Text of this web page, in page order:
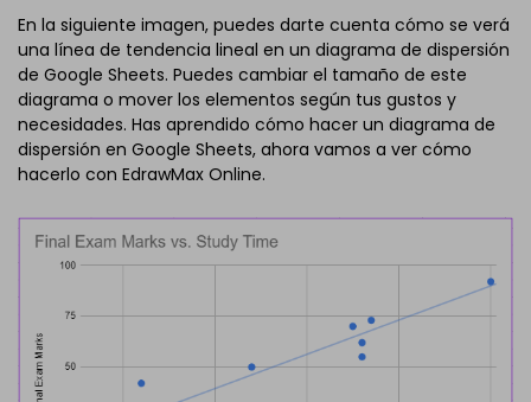
En la siguiente imagen, puedes darte cuenta cómo se verá
una línea de tendencia lineal en un diagrama de dispersión
de Google Sheets. Puedes cambiar el tamaño de este
diagrama o mover los elementos según tus gustos y
necesidades. Has aprendido cómo hacer un diagrama de
dispersión en Google Sheets, ahora vamos a ver cómo
hacerlo con EdrawMax Online.